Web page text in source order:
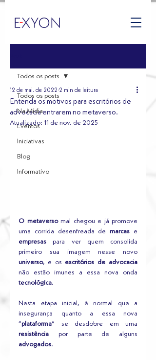
Todos os posts
Na Mídia
Eventos
Iniciativas
Blog
Informativo
Todos os posts
Entenda os motivos para escritórios de
advocacia entrarem no metaverso.
12 de mai. de 2022 2 min de leitura
Atualizado: 11 de nov. de 2025
O metaverso mal chegou e já promove
uma corrida desenfreada de marcas
empresas para ver quem consolida
universo, e os escritórios de advocacia
tecnológica.
Nesta etapa inicial, é normal que a
insegurança quanto a essa nova
“plataforma
resistência
advogados.